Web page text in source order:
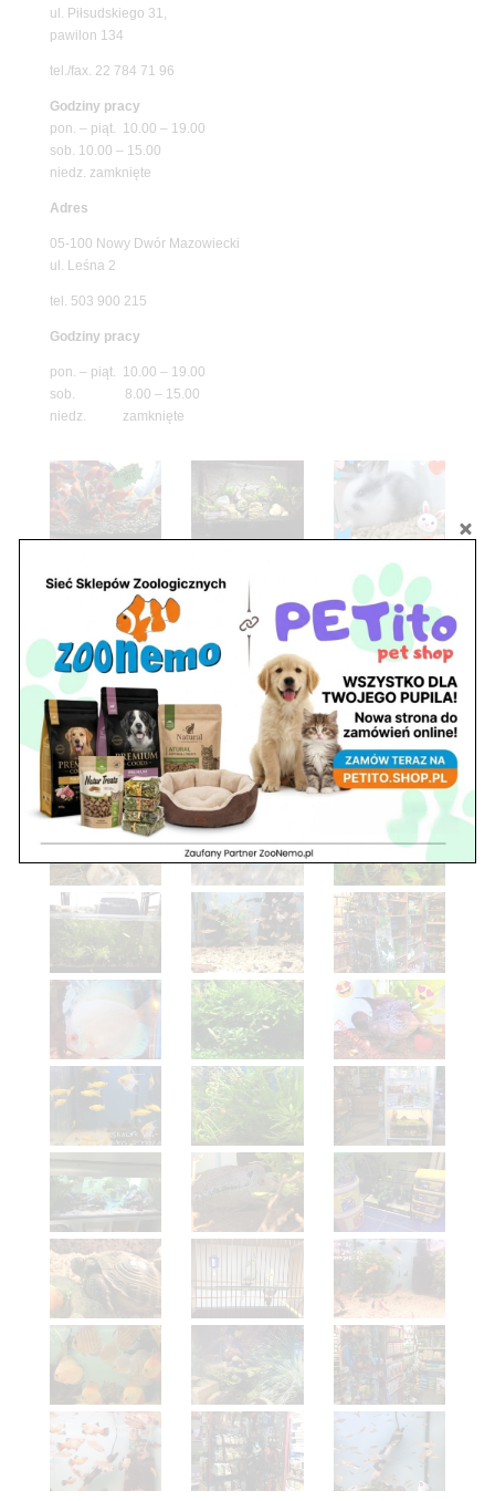
ul. Piłsudskiego 31,
pawilon 134
tel./fax. 22 784 71 96
Godziny pracy
pon. – piąt. 10.00 – 19.00
sob. 10.00 – 15.00
niedz. zamknięte
Adres
05-100 Nowy Dwór Mazowiecki
ul. Leśna 2
tel. 503 900 215
Godziny pracy
pon. – piąt. 10.00 – 19.00
sob. 8.00 – 15.00
niedz. zamknięte